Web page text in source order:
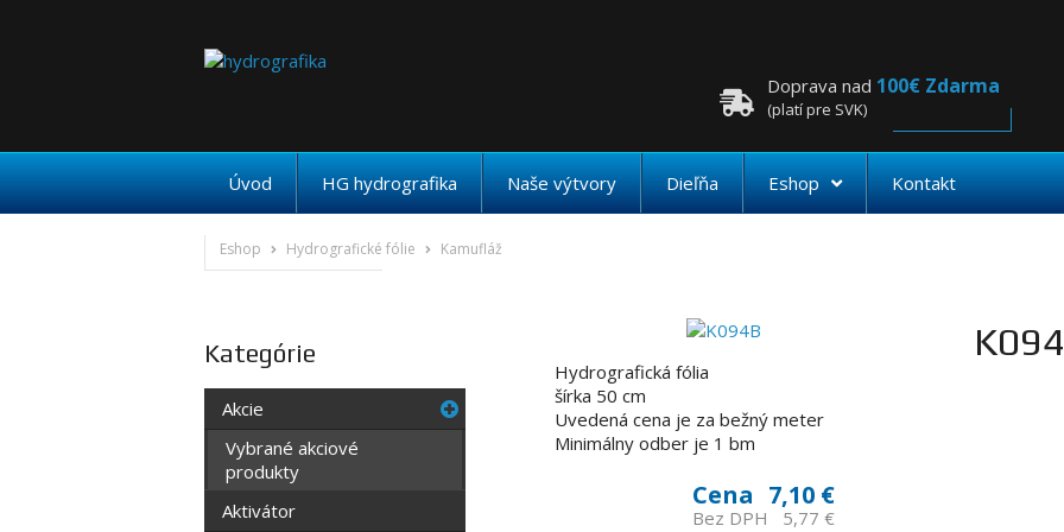
Doprava nad 100€ Zdarma
(platí pre SVK)
Úvod HG hydrografika Naše výtvory Dieľňa Eshop Kontakt
Eshop Hydrografické fólie Kamufláž
Hydrografická fólia
šírka 50 cm
Uvedená cena je za bežný meter
Minimálny odber je 1 bm
Cena 7,10 €
Bez DPH 5,77 €
Kategórie
Akcie
Vybrané akciové
produkty
Aktivátor